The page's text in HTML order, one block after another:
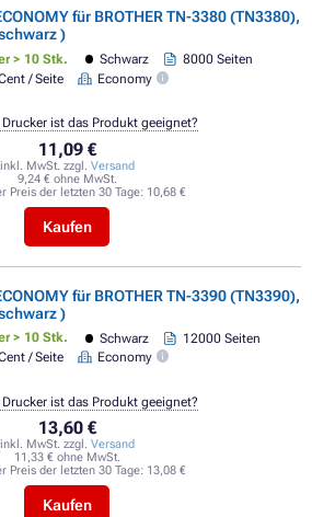
für BROTHER TN-3380 (TN3380),
)
> 10 Stk. Schwarz
8000 Seiten
/ Seite
Economy
11,09 €
inkl. MwSt. zzgl. Versand
9,24 € ohne MwSt.
Preis der letzten 30 Tage: 10,68 €
Kaufen
ist das Produkt geeignet?
für BROTHER TN-3390 (TN3390),
)
> 10 Stk. Schwarz
12000 Seiten
/ Seite
Economy
13,60 €
inkl. MwSt. zzgl. Versand
11,33 € ohne MwSt.
Preis der letzten 30 Tage: 13,08 €
Kaufen
ist das Produkt geeignet?